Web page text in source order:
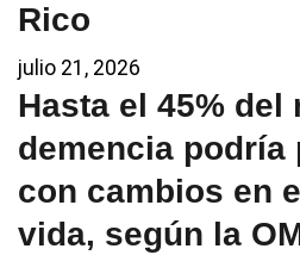
Rico
julio 21, 2026
Hasta el 45% del
demencia podría
con cambios en
vida, según la